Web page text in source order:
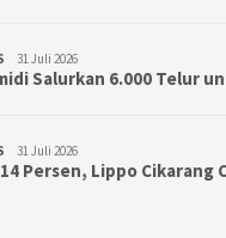
31 Juli 2026
Salurkan 6.000 Telur
31 Juli 2026
Persen, Lippo Cikarang